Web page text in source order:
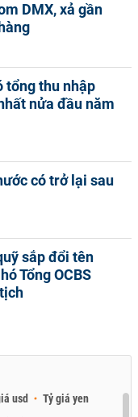
DMX, xả gần
tổng thu nhập
nửa đầu năm
có trở lại sau
sắp đổi tên
Tổng OCBS
usd
Tỷ giá yen